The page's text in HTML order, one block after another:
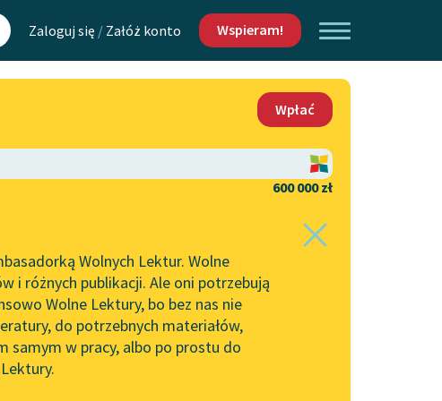
Zaloguj się / Załóż konto Wspieram!
Lektur
Lektur
Kontakt
O projekcie
Zasady wykorzystania
Wolnych Lektur
Logotypy
Materiały promocyjne
Wpłać
600 000 zł
Wolnych Lektur. Wolne
i różnych publikacji. Ale oni potrzebują
Wolne Lektury, bo bez nas nie
do potrzebnych materiałów,
samym w pracy, albo po prostu do